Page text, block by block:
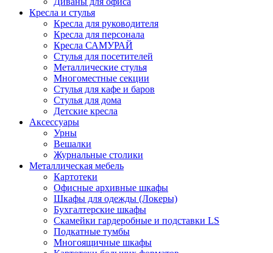
Кресла и стулья
Кресла для руководителя
Кресла для персонала
Кресла САМУРАЙ
Стулья для посетителей
Металлические стулья
Многоместные секции
Стулья для кафе и баров
Стулья для дома
Детские кресла
Аксессуары
Урны
Вешалки
Журнальные столики
Металлическая мебель
Картотеки
Офисные архивные шкафы
Шкафы для одежды (Локеры)
Бухгалтерские шкафы
Скамейки гардеробные и подставки LS
Подкатные тумбы
Многоящичные шкафы